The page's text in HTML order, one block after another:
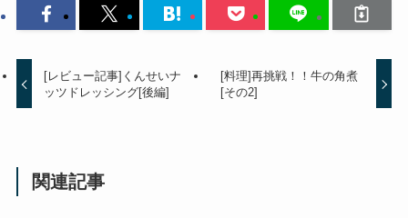
[レビュー記事]くんせいナ
ッツドレッシング[後編]
[料理]再挑戦！！牛の角煮
[その2]
関連記事